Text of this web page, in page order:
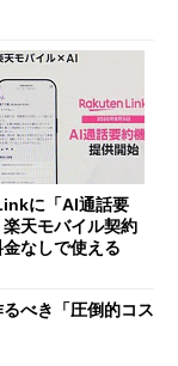
に「AI通話要
天モバイル契約
なしで使える
べき「圧倒的コス